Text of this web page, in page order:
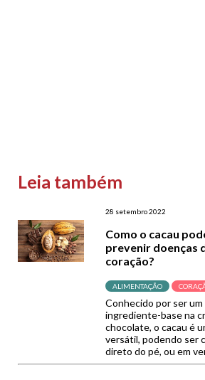
Leia também
28 setembro 2022
Como o cacau
prevenir doenças
coração?
ALIMENTAÇÃO
Conhecido por ser um
ingrediente-base na
chocolate, o cacau é
versátil, podendo ser
direto do pé, ou em
propícias ao preparo